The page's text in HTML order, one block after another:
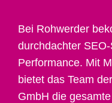
Bei Rohwerder
durchdachter
Performance. Mit
bietet das Team
GmbH die